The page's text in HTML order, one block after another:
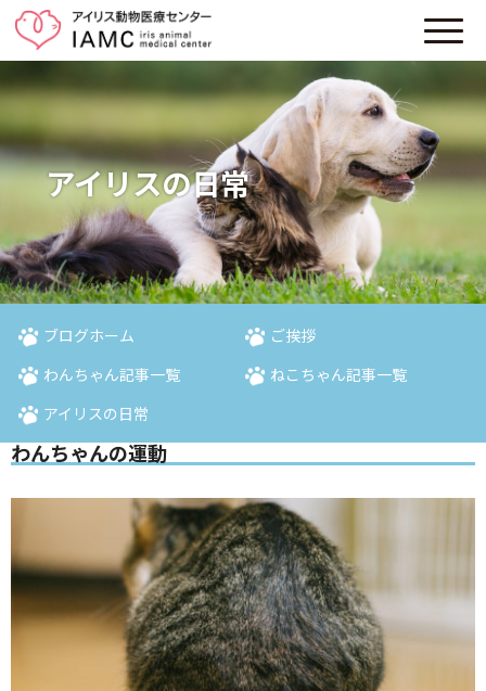
アイリスの日常
ブログホーム
ご挨拶
わんちゃん記事一覧
ねこちゃん記事一覧
アイリスの日常
わんちゃんの運動